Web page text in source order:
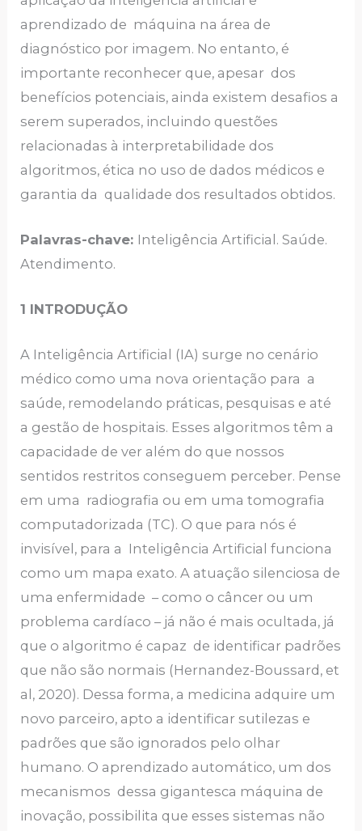
aprendizado de máquina na área de
diagnóstico por imagem. No entanto, é
importante reconhecer que, apesar dos
benefícios potenciais, ainda existem desafios a
serem superados, incluindo questões
relacionadas à interpretabilidade dos
algoritmos, ética no uso de dados médicos e
garantia da qualidade dos resultados obtidos.
Palavras-chave: Inteligência Artificial. Saúde.
Atendimento.
1 INTRODUÇÃO
A Inteligência Artificial (IA) surge no cenário
médico como uma nova orientação para a
saúde, remodelando práticas, pesquisas e até
a gestão de hospitais. Esses algoritmos têm a
capacidade de ver além do que nossos
sentidos restritos conseguem perceber. Pense
em uma radiografia ou em uma tomografia
computadorizada (TC). O que para nós é
invisível, para a Inteligência Artificial funciona
como um mapa exato. A atuação silenciosa de
uma enfermidade – como o câncer ou um
problema cardíaco – já não é mais ocultada, já
que o algoritmo é capaz de identificar padrões
que não são normais (Hernandez-Boussard, et
al, 2020). Dessa forma, a medicina adquire um
novo parceiro, apto a identificar sutilezas e
padrões que são ignorados pelo olhar
humano. O aprendizado automático, um dos
mecanismos dessa gigantesca máquina de
inovação, possibilita que esses sistemas não